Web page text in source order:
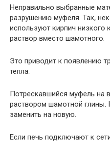
Неправильно выбранные
разрушению муфеля. Так,
используют кирпич низкого
раствор вместо шамотного.
Это приводит к появлению
тепла.
Потрескавшийся муфель на
раствором шамотной глины.
заменить на новую.
Если печь подключают к